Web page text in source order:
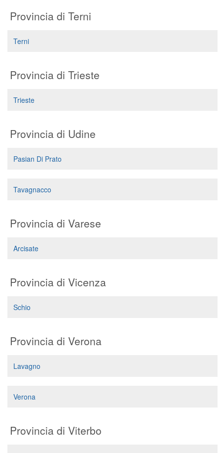
Provincia di Terni
Terni
Provincia di Trieste
Trieste
Provincia di Udine
Pasian Di Prato
Tavagnacco
Provincia di Varese
Arcisate
Provincia di Vicenza
Schio
Provincia di Verona
Lavagno
Verona
Provincia di Viterbo